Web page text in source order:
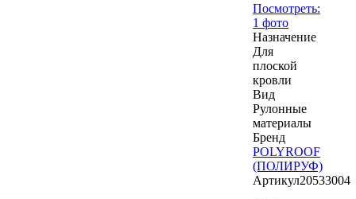
Посмотреть:
1 фото
Назначение
Для
плоской
кровли
Вид
Рулонные
материалы
Бренд
POLYROOF
(ПОЛИРУФ)
Артикул20533004